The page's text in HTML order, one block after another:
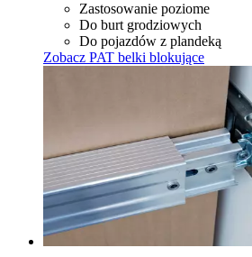
Zastosowanie poziome
Do burt grodziowych
Do pojazdów z plandeką
Zobacz PAT belki blokujące